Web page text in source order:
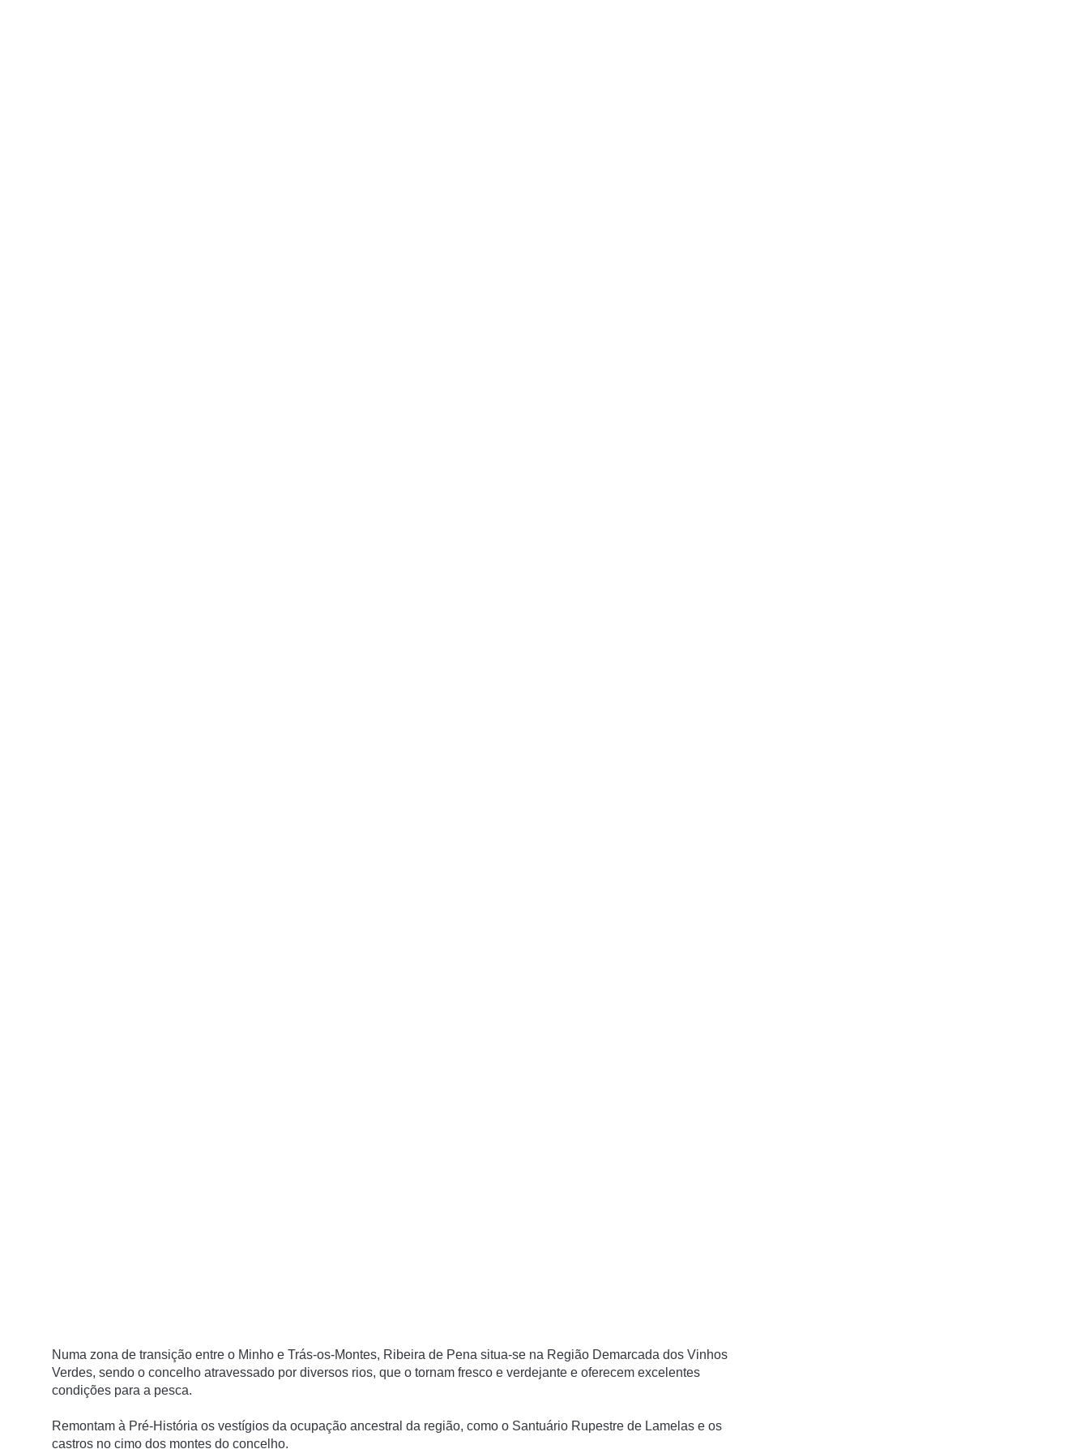
Numa zona de transição entre o Minho e Trás-os-Montes, Ribeira de Pena situa-se na Região Demarcada dos Vinhos
Verdes, sendo o concelho atravessado por diversos rios, que o tornam fresco e verdejante e oferecem excelentes
condições para a pesca.
Remontam à Pré-História os vestígios da ocupação ancestral da região, como o Santuário Rupestre de Lamelas e os
castros no cimo dos montes do concelho.